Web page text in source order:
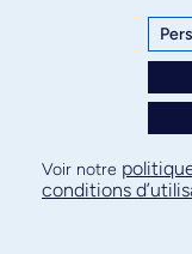
Plan de site
Voir notre
conditions